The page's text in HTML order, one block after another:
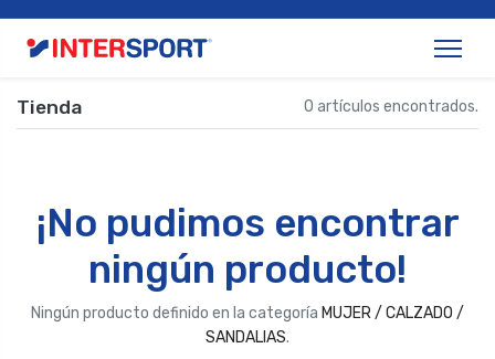
Tienda 0 artículos encontrados.
¡No pudimos encontrar
ningún producto!
Ningún producto definido en la categoría MUJER / CALZADO /
SANDALIAS.